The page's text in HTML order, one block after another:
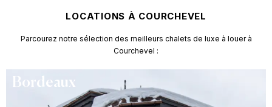
LOCATIONS À COURCHEVEL
Parcourez notre sélection des meilleurs chalets de luxe à louer à
Courchevel :
Bordeaux